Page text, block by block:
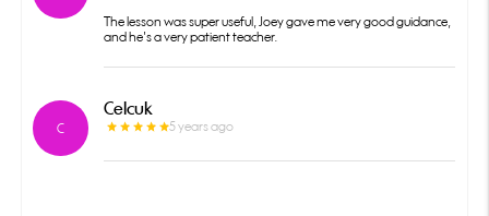
The lesson was super useful, Joey gave me very good guidance,
and he's a very patient teacher.
C
Celcuk
5 years ago